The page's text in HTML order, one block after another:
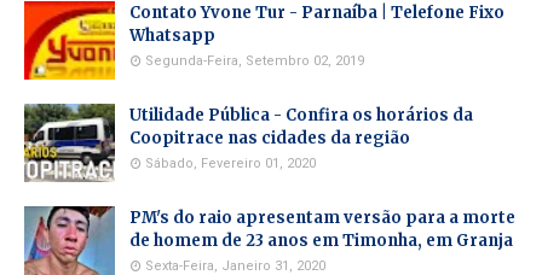
Contato Yvone Tur - Parnaíba | Telefone Fixo
Whatsapp
Segunda-Feira, Setembro 02, 2019
Utilidade Pública - Confira os horários da
Coopitrace nas cidades da região
Sábado, Fevereiro 01, 2020
PM's do raio apresentam versão para a morte
de homem de 23 anos em Timonha, em Granja
Sexta-Feira, Janeiro 31, 2020